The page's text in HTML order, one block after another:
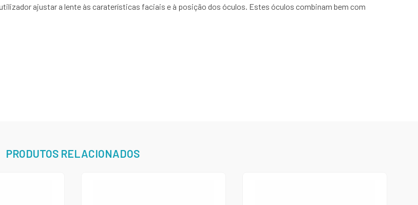
ajustar a lente às caraterísticas faciais e à posição dos óculos. Estes óculos combinam bem com
PRODUTOS RELACIONADOS